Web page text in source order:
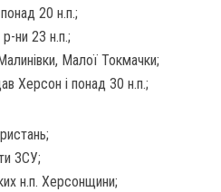
20 н.п.;
ни 23 н.п.;
Малої Токмачки;
Херсон і понад 30 н.п.;
ЗСУ;
н.п. Херсонщини;